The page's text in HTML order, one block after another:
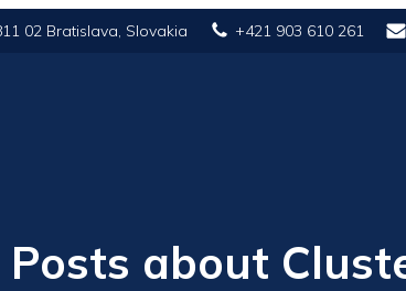
02 Bratislava, Slovakia +421 903 610 261
Posts about